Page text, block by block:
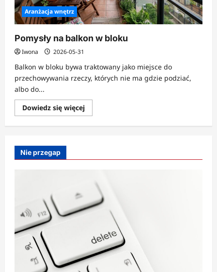
Aranżacja wnętrz
Pomysły na balkon w bloku
Iwona 2026-05-31
Balkon w bloku bywa traktowany jako miejsce do
przechowywania rzeczy, których nie ma gdzie podziać,
albo do...
Dowiedz się więcejDowiedz
się
o
bloku
Nie przegap